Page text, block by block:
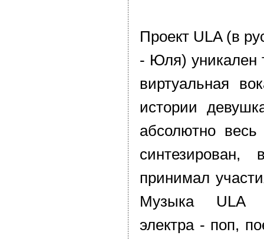
Проект ULA (в
- Юля) уникален
виртуальная
истории
абсолютно
принимал
Музыка ULA
электра - поп,